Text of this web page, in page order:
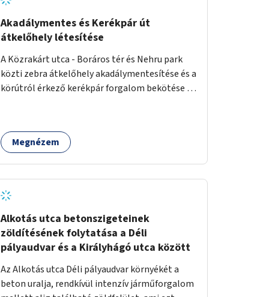
Akadálymentes és Kerékpár út
átkelőhely létesítése
A Közrakárt utca - Boráros tér és Nehru park
közti zebra átkelőhely akadálymentesítése és a
körútról érkező kerékpár forgalom bekötése a
Megnézem
Alkotás utca betonszigeteinek
zöldítésének folytatása a Déli
pályaudvar és a Királyhágó utca között
Az Alkotás utca Déli pályaudvar környékét a
beton uralja, rendkívül intenzív járműforgalom